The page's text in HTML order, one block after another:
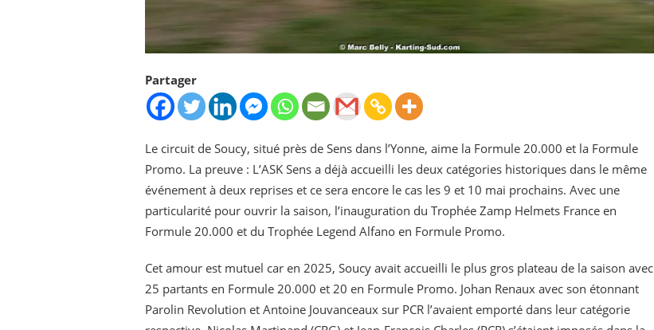
Partager
Le circuit de Soucy, situé près de Sens dans l’Yonne, aime la Formule 20.000 et la Formule
Promo. La preuve : L’ASK Sens a déjà accueilli les deux catégories historiques dans le même
événement à deux reprises et ce sera encore le cas les 9 et 10 mai prochains. Avec une
particularité pour ouvrir la saison, l’inauguration du Trophée Zamp Helmets France en
Formule 20.000 et du Trophée Legend Alfano en Formule Promo.
Cet amour est mutuel car en 2025, Soucy avait accueilli le plus gros plateau de la saison avec
25 partants en Formule 20.000 et 20 en Formule Promo. Johan Renaux avec son étonnant
Parolin Revolution et Antoine Jouvanceaux sur PCR l’avaient emporté dans leur catégorie